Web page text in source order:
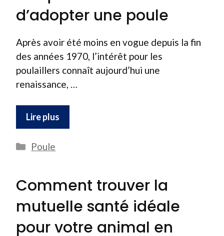
d’adopter une poule
Après avoir été moins en vogue depuis la fin
des années 1970, l’intérêt pour les
poulaillers connaît aujourd’hui une
renaissance, …
Lire plus
Catégories
Poule
Comment trouver la
mutuelle santé idéale
pour votre animal en